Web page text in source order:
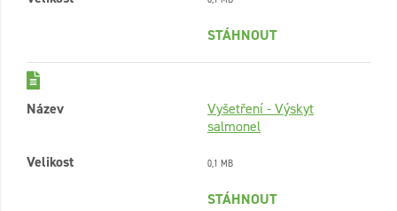
STÁHNOUT
Název
Vyšetření - Výskyt
salmonel
Velikost
0,1 MB
STÁHNOUT